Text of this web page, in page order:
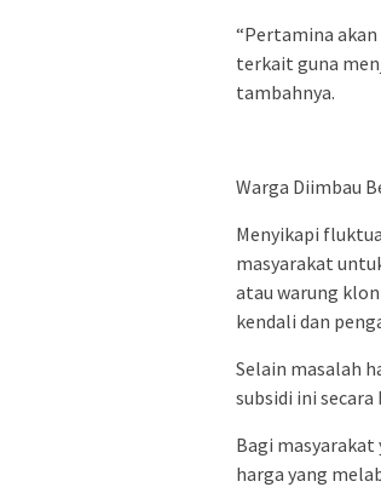
“Pertamina
terkait guna
tambahnya.
Warga Diimbau
Menyikapi
masyarakat
atau warung
kendali dan
Selain masalah
subsidi ini
Bagi masyarakat
harga yang